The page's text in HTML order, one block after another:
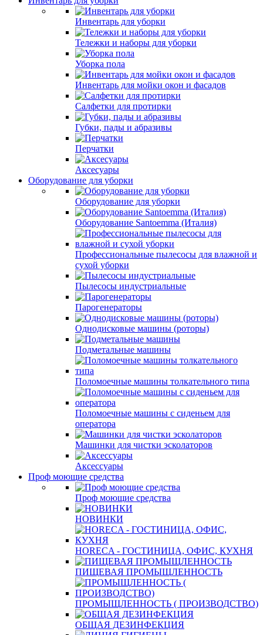
Инвентарь для уборки
Тележки и наборы для уборки
Уборка пола
Инвентарь для мойки окон и фасадов
Салфетки для протирки
Губки, пады и абразивы
Перчатки
Аксесуары
Оборудование для уборки
Оборудование для уборки
Оборудование Santoemma (Италия)
Профессиональные пылесосы для влажной и
сухой уборки
Пылесосы индустриальные
Парогенераторы
Однодисковые машины (роторы)
Подметальные машины
Поломоечные машины толкательного типа
Поломоечные машины с сиденьем для
оператора
Машинки для чистки эсколаторов
Аксессуары
Проф моющие средства
Проф моющие средства
НОВИНКИ
HORECA - ГОСТИНИЦА, ОФИС, КУХНЯ
ПИЩЕВАЯ ПРОМЫЩЛЕННОСТЬ
ПРОМЫЩЛЕННОСТЬ ( ПРОИЗВОДСТВО)
ОБЩАЯ ДЕЗИНФЕКЦИЯ